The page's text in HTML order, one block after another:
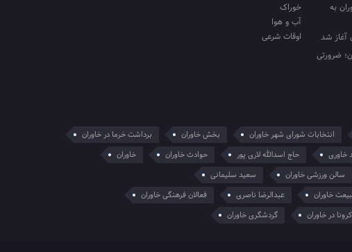
به
آغاز شد
ضرورتی
خوراک
آب و هوا
اوقات شرعی
انتخابات شورای شهر خاوران بخش خاوران
برداشت خرما در خاوران
خاوری حاج اسدالله لاری پور حوادث خاوران
خاوران
سالن ورزشی خاوران
سعید سلیمانی
خاوران عبدالرضا ناصری
فعالان فرهنگی خاوران
کرونا در خاوران گردشگری خاوران